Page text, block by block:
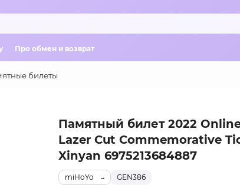
Про обмен и возврат
билеты
Памятный билет 2022
Lazer Cut Commemorative
Xinyan 6975213684887
GEN386
miHoYo